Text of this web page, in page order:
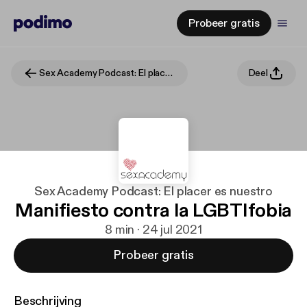
Probeer gratis
Sex Academy Podcast: El placer es nuestro Deel
Sex Academy Podcast: El placer es nuestro
Manifiesto contra la LGBTIfobia
8 min · 24 jul 2021
Probeer gratis
Beschrijving